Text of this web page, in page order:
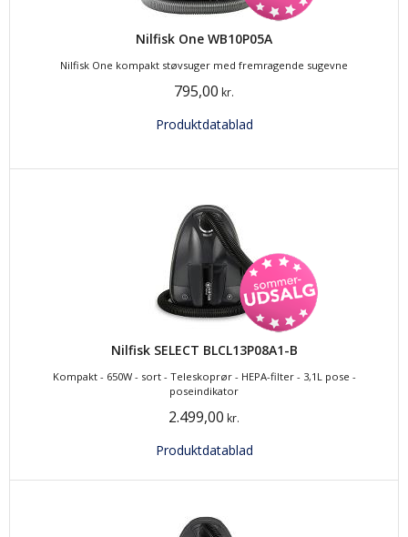
Nilfisk One WB10P05A
Nilfisk One kompakt støvsuger med fremragende sugevne
795,00 kr.
Produktdatablad
Nilfisk SELECT BLCL13P08A1-B
Kompakt - 650W - sort - Teleskoprør - HEPA-filter - 3,1L pose -
poseindikator
2.499,00 kr.
Produktdatablad